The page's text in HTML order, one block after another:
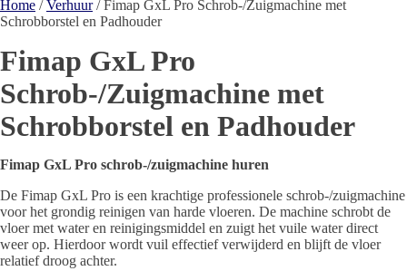
Home /Verhuur/ Fimap GxL Pro Schrob-/Zuigmachine met
Schrobborstel en Padhouder
Fimap GxL Pro
Schrob-/Zuigmachine met
Schrobborstel en Padhouder
Fimap GxL Pro schrob-/zuigmachine huren
De Fimap GxL Pro is een krachtige professionele schrob-/zuigmachine
voor het grondig reinigen van harde vloeren. De machine schrobt de
vloer met water en reinigingsmiddel en zuigt het vuile water direct
weer op. Hierdoor wordt vuil effectief verwijderd en blijft de vloer
relatief droog achter.